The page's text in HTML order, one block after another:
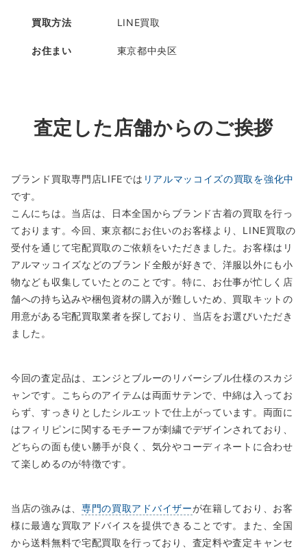
買取方法 LINE買取
お住まい 東京都中央区
査定した店舗からのご挨拶
ブランド買取専門店LIFEでは リアルマッコイズの買取を強化中
です。
こんにちは。当店は、日本全国からブランド古着の買取を行っ
ております。今回、東京都にお住いのお客様より、LINE買取の
受付を通じて宅配買取のご依頼をいただきました。お客様はリ
アルマッコイズなどのブランド全般が好きで、洋服以外にも小
物なども収集していたとのことです。特に、お仕事が忙しく店
舗への持ち込みや梱包資材の購入が難しいため、買取キットの
用意がある宅配買取業者を探しており、当店をお選びいただき
ました。
今回の査定品は、エンジとブルーのリバーシブル仕様のスカジ
ャンです。こちらのアイテムは両面サテンで、中綿は入ってお
らず、すっきりとしたシルエットで仕上がっています。両面に
はフィリピンに関するモチーフが刺繍でデザインされており、
どちらの面も使い勝手が良く、気分やコーディネートに合わせ
て楽しめるのが特徴です。
当店の強みは、 専門の買取アドバイザーが在籍しており、お客
様に最適な買取アドバイスを提供できることです。また、全国
から送料無料で宅配買取を行っており、査定料や査定キャンセ